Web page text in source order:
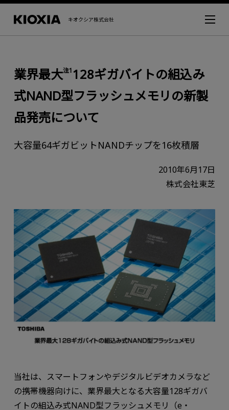
キオクシア株式会社
業界最大注1128ギガバイトの組込み
式NAND型フラッシュメモリの新製
品発売について
大容量64ギガビットNANDチップを16枚積層
2010年6月17日
株式会社東芝
当社は、スマートフォンやデジタルビデオカメラなど
の携帯機器向けに、業界最大となる大容量128ギガバ
イトの組込み式NAND型フラッシュメモリ（e・